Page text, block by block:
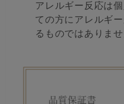
アレルギー反応は
ての方にアレルギ
るものではありませ